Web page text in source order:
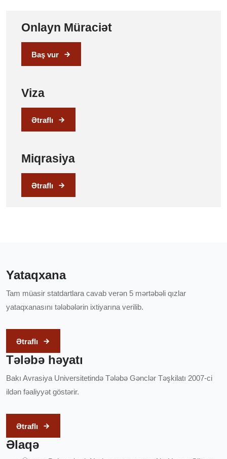
Onlayn Müraciət
Baş vur
Viza
Ətraflı
Miqrasiya
Ətraflı
Yataqxana
Tam müasir statdartlara cavab verən 5 mərtəbəli qızlar
yataqxanasını tələbələrin ixtiyarına verilib.
Ətraflı
Tələbə həyatı
Bakı Avrasiya Universitetində Tələbə Gənclər Təşkilatı 2007-ci
ildən fəaliyyət göstərir.
Ətraflı
Əlaqə